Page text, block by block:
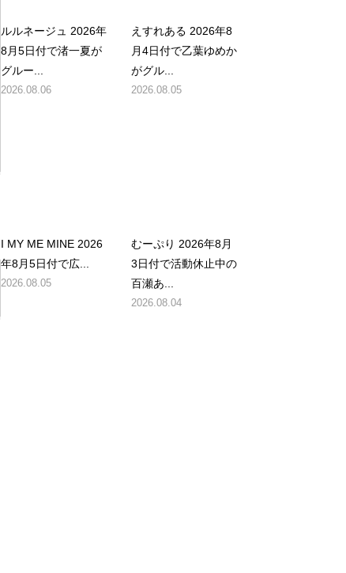
ルルネージュ 2026年
8月5日付で渚一夏が
グルー...
2026.08.06
えすれある 2026年8
月4日付で乙葉ゆめか
がグル...
2026.08.05
I MY ME MINE 2026
年8月5日付で広...
2026.08.05
むーぷり 2026年8月
3日付で活動休止中の
百瀬あ...
2026.08.04